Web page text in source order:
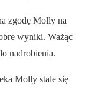
zgodę Molly na
wyniki. Ważąc
nadrobienia.
Molly stale się